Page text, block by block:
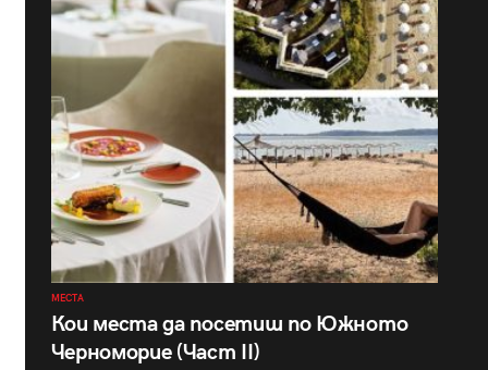
МЕСТА
Кои места да посетиш по Южното
Черноморие (Част II)